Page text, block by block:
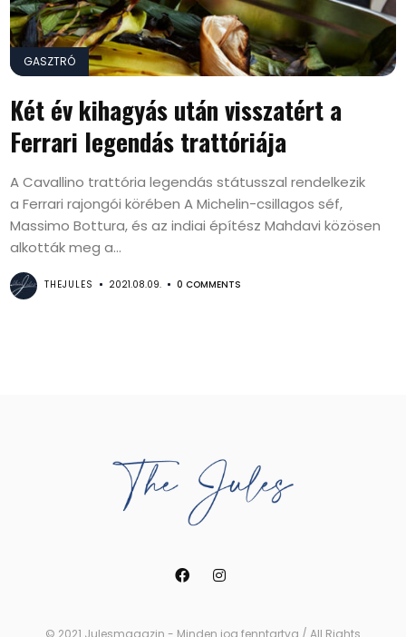
GASZTRÓ
Két év kihagyás után visszatért a
Ferrari legendás trattóriája
A Cavallino trattória legendás státusszal rendelkezik
a Ferrari rajongói körében A Michelin-csillagos séf,
Massimo Bottura, és az indiai építész Mahdavi közösen
alkották meg a...
THEJULES 2021.08.09. 0 COMMENTS
© 2021 Julesmagazin - Minden jog fenntartva / All Rights